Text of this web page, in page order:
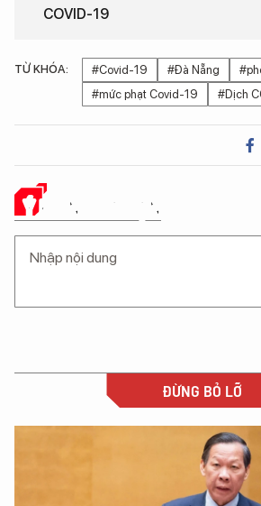
COVID-19
TỪ KHÓA: #Covid-19 #Đà Nẵng
#mức phạt Covid-19
#Dịch
Ý KIẾN CỦA BẠN
ĐỪNG BỎ LỠ